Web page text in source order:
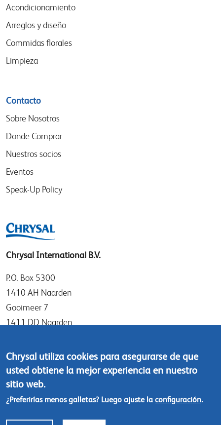
Acondicionamiento
Arreglos y diseño
Commidas florales
Limpieza
Contacto
Sobre Nosotros
Donde Comprar
Nuestros socios
Eventos
Speak-Up Policy
Chrysal International B.V.
P.O. Box 5300
1410 AH Naarden
Gooimeer 7
1411 DD Naarden
Tel: +31 (0)35 - 695 58 88
Contáctanos
Chrysal utiliza cookies para asegurarse de que
usted obtiene la mejor experiencia en nuestro
sitio web.
¿Preferirías menos galletas? Luego ajuste la configuración.